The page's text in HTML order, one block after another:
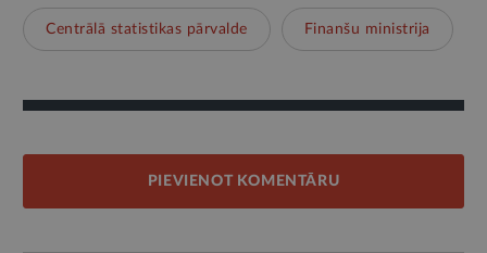
Centrālā statistikas pārvalde Finanšu ministrija
PIEVIENOT KOMENTĀRU